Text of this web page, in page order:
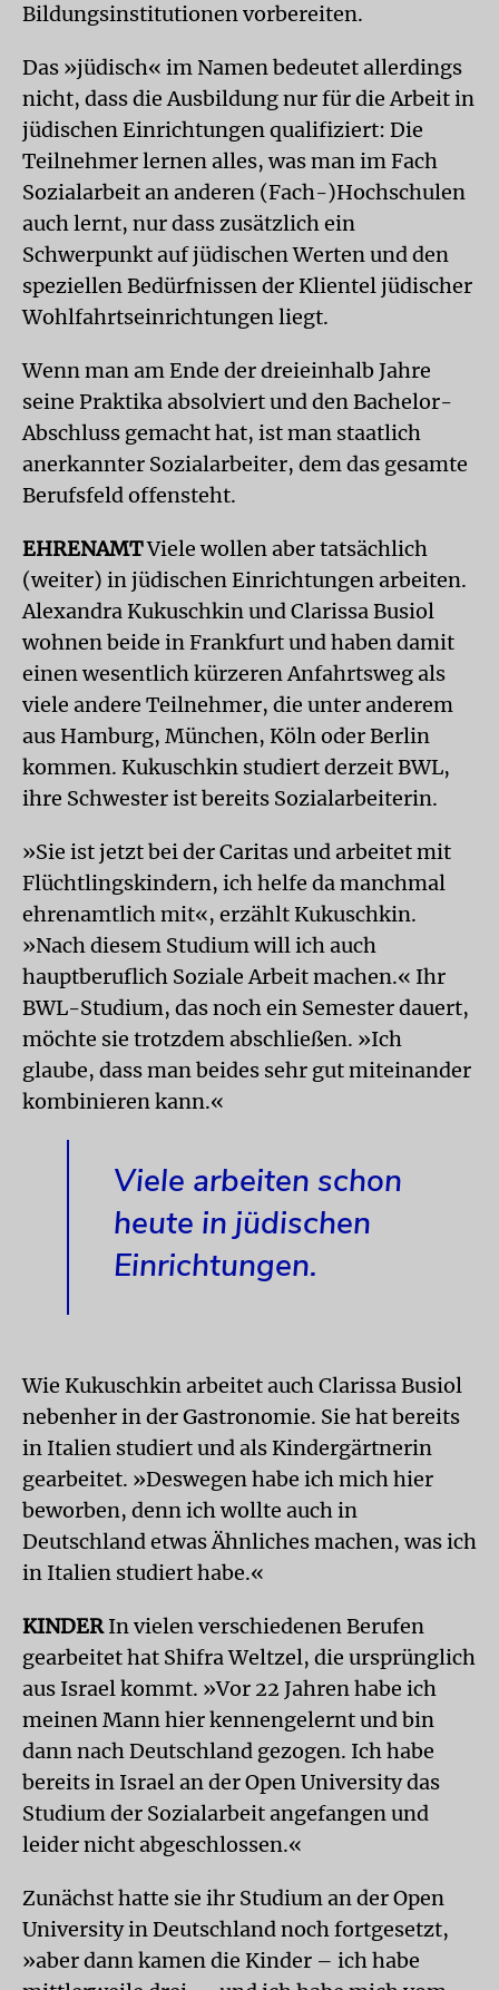
Bildungsinstitutionen vorbereiten.
Das »jüdisch« im Namen bedeutet allerdings
nicht, dass die Ausbildung nur für die Arbeit in
jüdischen Einrichtungen qualifiziert: Die
Teilnehmer lernen alles, was man im Fach
Sozialarbeit an anderen (Fach-)Hochschulen
auch lernt, nur dass zusätzlich ein
Schwerpunkt auf jüdischen Werten und den
speziellen Bedürfnissen der Klientel jüdischer
Wohlfahrtseinrichtungen liegt.
Wenn man am Ende der dreieinhalb Jahre
seine Praktika absolviert und den Bachelor-
Abschluss gemacht hat, ist man staatlich
anerkannter Sozialarbeiter, dem das gesamte
Berufsfeld offensteht.
EHRENAMTViele wollen aber tatsächlich
(weiter) in jüdischen Einrichtungen arbeiten.
Alexandra Kukuschkin und Clarissa Busiol
wohnen beide in Frankfurt und haben damit
einen wesentlich kürzeren Anfahrtsweg als
viele andere Teilnehmer, die unter anderem
aus Hamburg, München, Köln oder Berlin
kommen. Kukuschkin studiert derzeit BWL,
ihre Schwester ist bereits Sozialarbeiterin.
»Sie ist jetzt bei der Caritas und arbeitet mit
Flüchtlingskindern, ich helfe da manchmal
ehrenamtlich mit«, erzählt Kukuschkin.
»Nach diesem Studium will ich auch
hauptberuflich Soziale Arbeit machen.« Ihr
BWL-Studium, das noch ein Semester dauert,
möchte sie trotzdem abschließen. »Ich
glaube, dass man beides sehr gut miteinander
kombinieren kann.«
Viele arbeiten schon
heute in jüdischen
Einrichtungen.
Wie Kukuschkin arbeitet auch Clarissa Busiol
nebenher in der Gastronomie. Sie hat bereits
in Italien studiert und als Kindergärtnerin
gearbeitet. »Deswegen habe ich mich hier
beworben, denn ich wollte auch in
Deutschland etwas Ähnliches machen, was ich
in Italien studiert habe.«
KINDERIn vielen verschiedenen Berufen
gearbeitet hat Shifra Weltzel, die ursprünglich
aus Israel kommt. »Vor 22 Jahren habe ich
meinen Mann hier kennengelernt und bin
dann nach Deutschland gezogen. Ich habe
bereits in Israel an der Open University das
Studium der Sozialarbeit angefangen und
leider nicht abgeschlossen.«
Zunächst hatte sie ihr Studium an der Open
University in Deutschland noch fortgesetzt,
»aber dann kamen die Kinder – ich habe